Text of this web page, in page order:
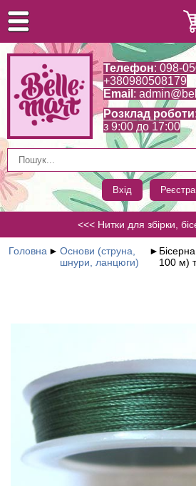
Телефон: 098-
+380980508179
Email :
Розклад роботи
з 9:00 до 17:00
Вхід
<<< Нитки для збірки,
Головна ► Основи (струна,
шнури, ланцюги)
►
100 м)